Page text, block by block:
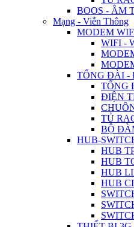
BOOS - ÂM
Mạng - Viễn Thông
MODEM
WIFI -
TỔNG ĐÀI -
TỔNG
ĐIỆN
TỦ
BỘ
HUB-
HUB
HUB
HUB
HUB